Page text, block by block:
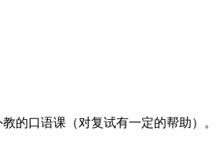
的口语课（对复试有一定的帮助）。